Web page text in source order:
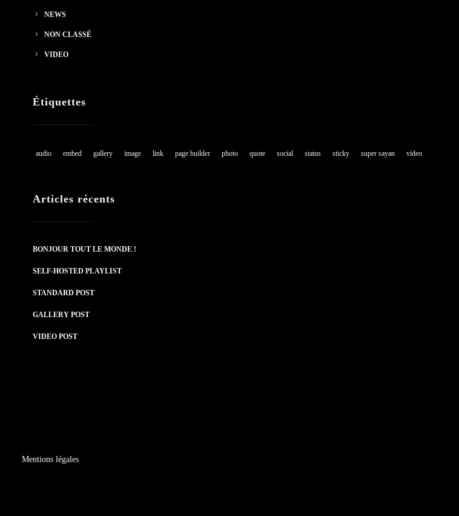
NEWS
NON CLASSÉ
VIDEO
Étiquettes
audio embed gallery image link page builder photo quote social status sticky super sayan video
Articles récents
BONJOUR TOUT LE MONDE !
SELF-HOSTED PLAYLIST
STANDARD POST
GALLERY POST
VIDEO POST
Mentions légales